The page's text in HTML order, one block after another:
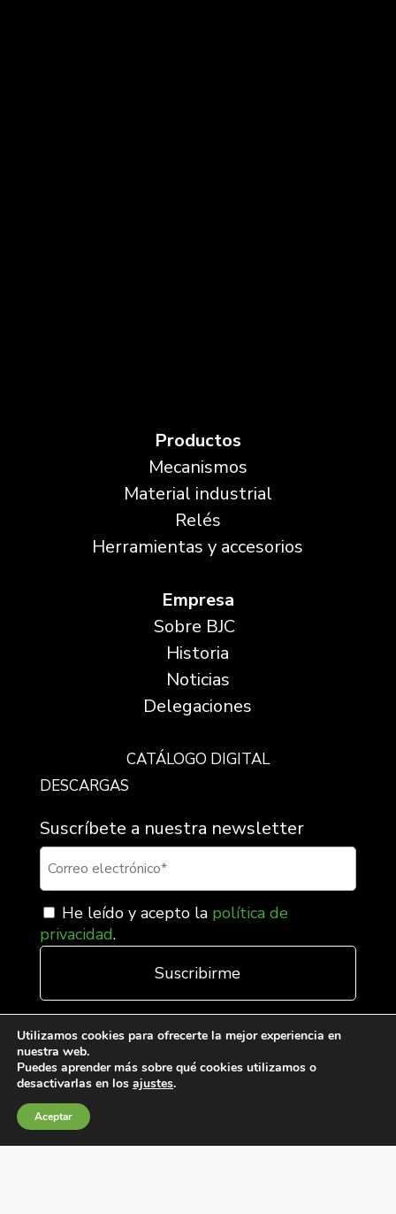
Productos
Mecanismos
Material industrial
Relés
Herramientas y accesorios
Empresa
Sobre BJC
Historia
Noticias
Delegaciones
CATÁLOGO DIGITAL
DESCARGAS
Suscríbete a nuestra newsletter
He leído y acepto la política de
privacidad.
Utilizamos cookies para ofrecerte la mejor experiencia en
nuestra web.
Puedes aprender más sobre qué cookies utilizamos o
desactivarlas en los ajustes.
Aceptar